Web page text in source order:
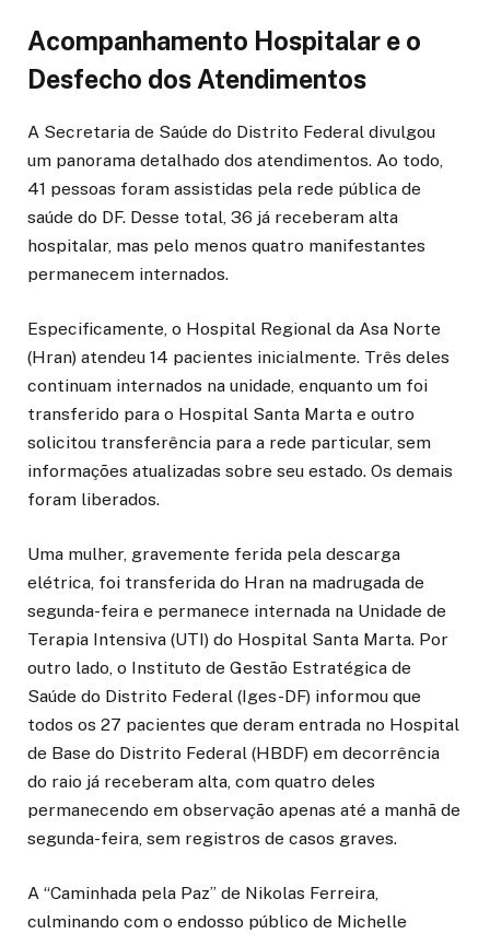
Acompanhamento Hospitalar e o
Desfecho dos Atendimentos
A Secretaria de Saúde do Distrito Federal divulgou
um panorama detalhado dos atendimentos. Ao todo,
41 pessoas foram assistidas pela rede pública de
saúde do DF. Desse total, 36 já receberam alta
hospitalar, mas pelo menos quatro manifestantes
permanecem internados.
Especificamente, o Hospital Regional da Asa Norte
(Hran) atendeu 14 pacientes inicialmente. Três deles
continuam internados na unidade, enquanto um foi
transferido para o Hospital Santa Marta e outro
solicitou transferência para a rede particular, sem
informações atualizadas sobre seu estado. Os demais
foram liberados.
Uma mulher, gravemente ferida pela descarga
elétrica, foi transferida do Hran na madrugada de
segunda-feira e permanece internada na Unidade de
Terapia Intensiva (UTI) do Hospital Santa Marta. Por
outro lado, o Instituto de Gestão Estratégica de
Saúde do Distrito Federal (Iges-DF) informou que
todos os 27 pacientes que deram entrada no Hospital
de Base do Distrito Federal (HBDF) em decorrência
do raio já receberam alta, com quatro deles
permanecendo em observação apenas até a manhã de
segunda-feira, sem registros de casos graves.
A “Caminhada pela Paz” de Nikolas Ferreira,
culminando com o endosso público de Michelle